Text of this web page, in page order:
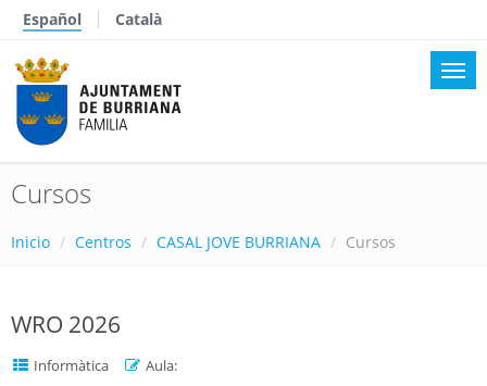
Español Català
Cursos
Inicio Centros CASAL JOVE BURRIANA Cursos
WRO 2026
Informàtica Aula: